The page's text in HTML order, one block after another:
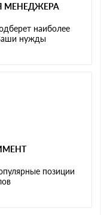
МЕНЕДЖЕРА
наиболее
нужды
позиции